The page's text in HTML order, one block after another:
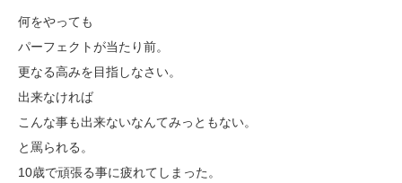
何をやっても
パーフェクトが当たり前。
更なる高みを目指しなさい。
出来なければ
こんな事も出来ないなんてみっともない。
と罵られる。
10歳で頑張る事に疲れてしまった。